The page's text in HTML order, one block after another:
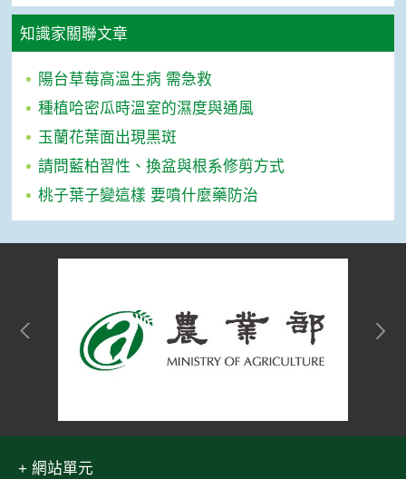
知識家關聯文章
陽台草莓高溫生病 需急救
種植哈密瓜時溫室的濕度與通風
玉蘭花葉面出現黑斑
請問藍柏習性、換盆與根系修剪方式
桃子葉子變這樣 要噴什麼藥防治
網站單元